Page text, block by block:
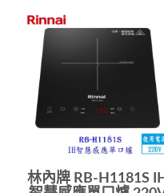
林內牌 RB-H1181S IH